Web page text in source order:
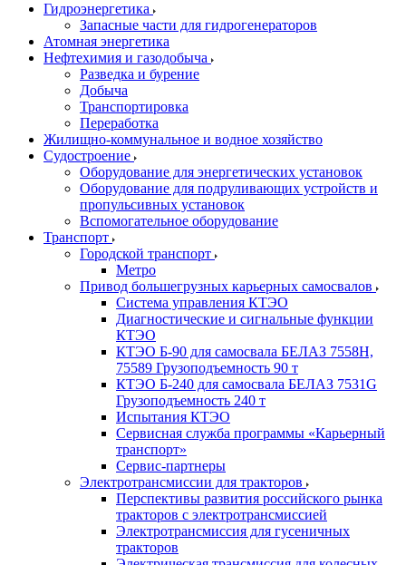
Гидроэнергетика
Запасные части для гидрогенераторов
Атомная энергетика
Нефтехимия и газодобыча
Разведка и бурение
Добыча
Транспортировка
Переработка
Жилищно-коммунальное и водное хозяйство
Судостроение
Оборудование для энергетических установок
Оборудование для подруливающих устройств и
пропульсивных установок
Вспомогательное оборудование
Транспорт
Городской транспорт
Метро
Привод большегрузных карьерных самосвалов
Система управления КТЭО
Диагностические и сигнальные функции
КТЭО
КТЭО Б-90 для самосвала БЕЛАЗ 7558H,
75589 Грузоподъемность 90 т
КТЭО Б-240 для самосвала БЕЛАЗ 7531G
Грузоподъемность 240 т
Испытания КТЭО
Сервисная служба программы «Карьерный
транспорт»
Сервис-партнеры
Электротрансмиссии для тракторов
Перспективы развития российского рынка
тракторов с электротрансмиссией
Электротрансмиссия для гусеничных
тракторов